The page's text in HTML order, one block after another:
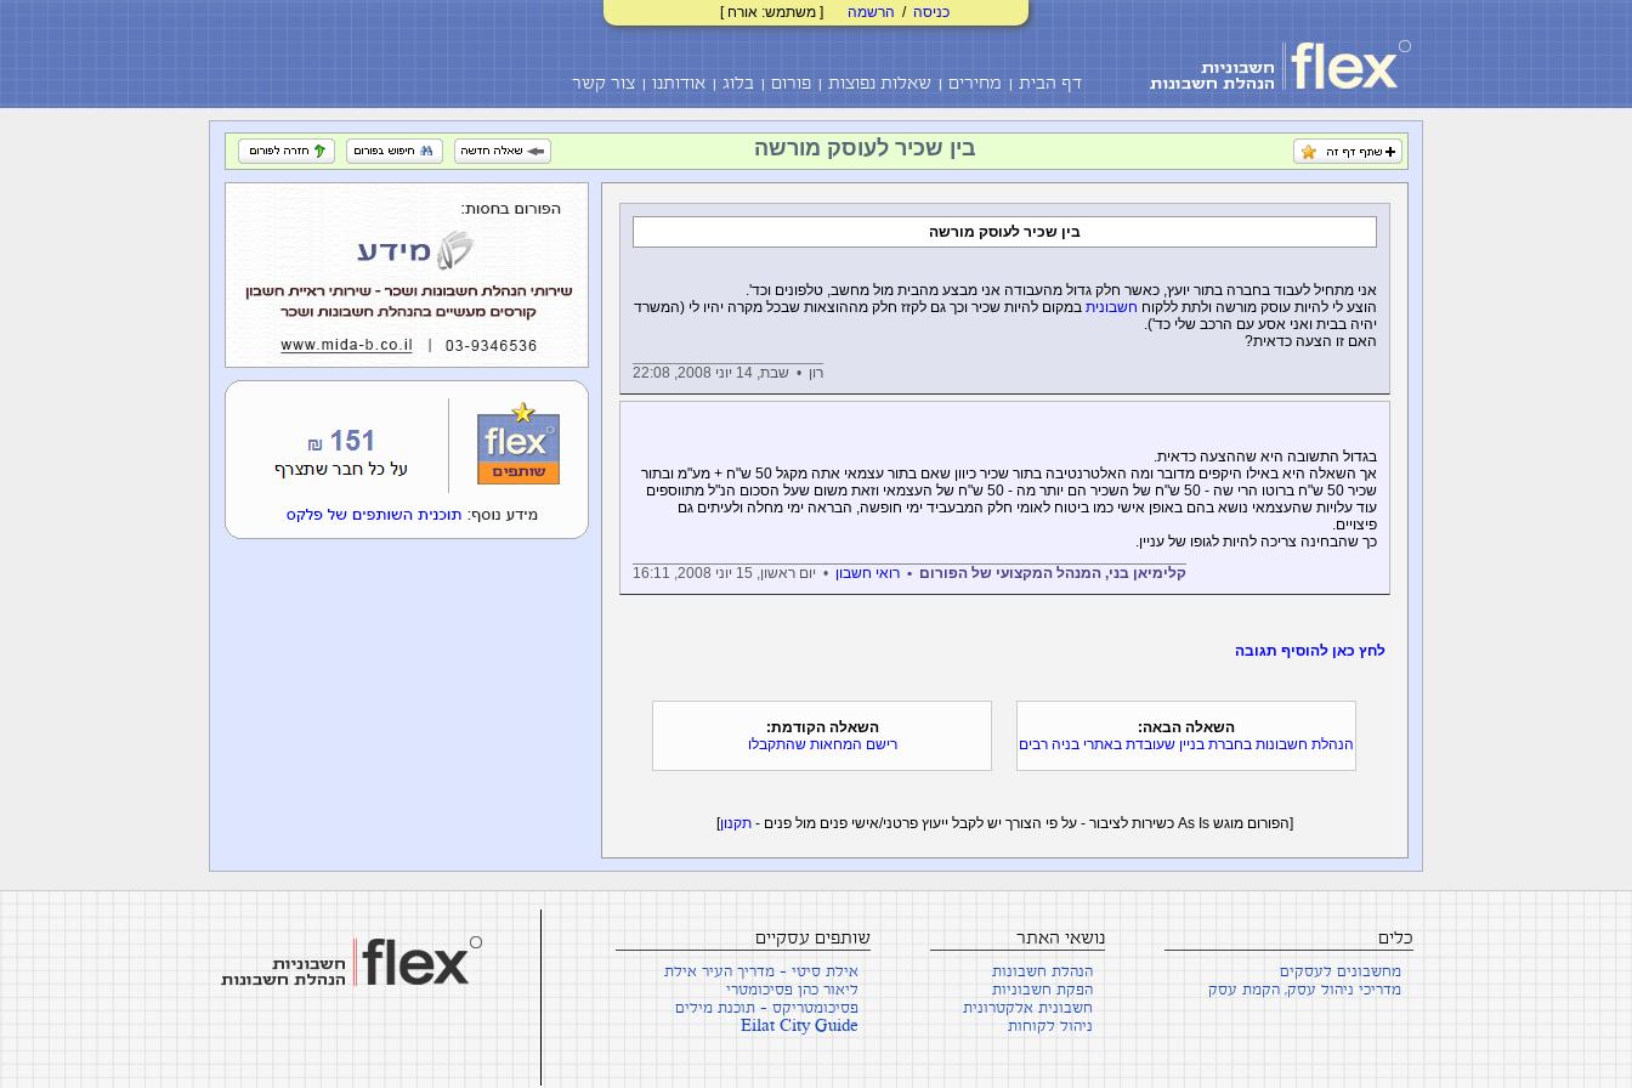
כניסה / הרשמה [ משתמש: אורח ]
דף הבית מחירים שאלות נפוצות פורום בלוג אודותנו צור קשר
בין שכיר לעוסק מורשה
בין שכיר לעוסק מורשה
אני מתחיל לעבוד בחברה בתור יועץ, כאשר חלק גדול מהעבודה אני מבצע מהבית מול מחשב, טלפונים וכד'.
הוצע לי להיות עוסק מורשה ולתת ללקוח חשבונית במקום להיות שכיר וכך גם לקזז חלק מההוצאות שבכל מקרה יהיו לי (המשרד
יהיה בבית ואני אסע עם הרכב שלי כד').
האם זו הצעה כדאית?
רון • שבת, 14 יוני 2008, 22:08
בגדול התשובה היא שההצעה כדאית.
אך השאלה היא באילו היקפים מדובר ומה האלטרנטיבה בתור שכיר כיוון שאם בתור עצמאי אתה מקגל 50 ש"ח + מע"מ ובתור
שכיר 50 ש"ח ברוטו הרי שה - 50 ש"ח של השכיר הם יותר מה - 50 ש"ח של העצמאי וזאת משום שעל הסכום הנ"ל מתווספים
עוד עלויות שהעצמאי נושא בהם באופן אישי כמו ביטוח לאומי חלק המבעביד ימי חופשה, הבראה ימי מחלה ולעיתים גם
פיצויים.
כך שהבחינה צריכה להיות לגופו של עניין.
קלימיאן בני, המנהל המקצועי של הפורום •רואי חשבון • יום ראשון, 15 יוני 2008, 16:11
לחץ כאן להוסיף תגובה
השאלה הבאה:
הנהלת חשבונות בחברת בניין שעובדת באתרי בניה רבים
השאלה הקודמת:
רישם המחאות שהתקבלו
[הפורום מוגש As Is כשירות לציבור - על פי הצורך יש לקבל ייעוץ פרטני/אישי פנים מול פנים - תקנון]
כלים
מחשבונים לעסקים
מדריכי ניהול עסק, הקמת עסק
נושאי האתר
הנהלת חשבונות
הפקת חשבוניות
חשבונית אלקטרונית
ניהול לקוחות
שותפים עסקיים
אילת סיטי - מדריך העיר אילת
ליאור כהן פסיכומטרי
פסיכומטריקס - תוכנת מילים
Eilat City Guide